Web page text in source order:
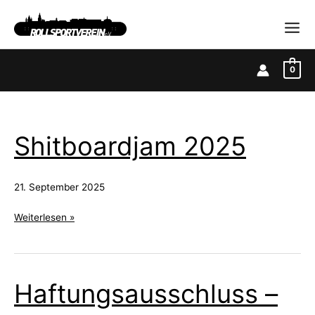
Inhalt
0
Shitboardjam 2025
21. September 2025
Shitboardjam
Weiterlesen »
Haftungsausschluss –